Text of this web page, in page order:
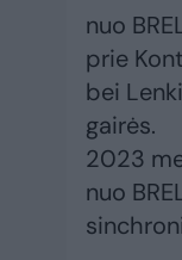
nuo
prie
bei
gairės.
2023
nuo